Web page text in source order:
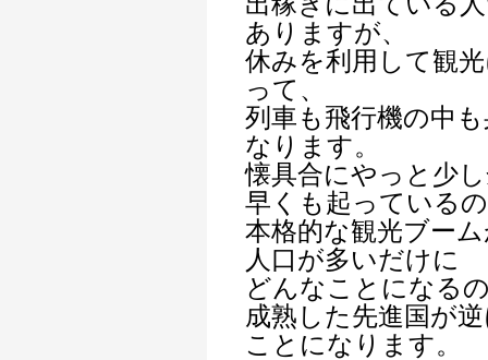
ありますが、
休みを利用して観
って、
列車も飛行機の中
なります。
懐具合にやっと少
早くも起っている
本格的な観光ブー
人口が多いだけに
どんなことになる
成熟した先進国が
ことになります。